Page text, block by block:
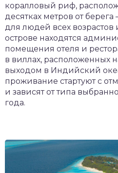
коралловый риф,
десятках метров от
для людей всех возрастов
острове находятся
помещения отеля и
в виллах, расположенных
выходом в Индийский
проживание стартуют с
и зависят от типа
года.